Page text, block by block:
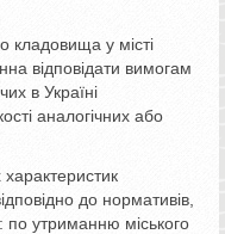
кладовища у місті
відповідати вимогам
в Україні
аналогічних або
характеристик
до нормативів,
по утриманню міського